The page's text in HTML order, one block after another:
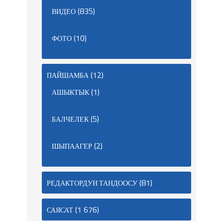
ВИДЕО(835)
ФОТО(10)
ПАЙШАМБА(12)
АШЫКТЫК(1)
БАЛЧЕЛЕК(5)
ШЫПААГЕР(2)
РЕДАКТОРДУН ТАНДООСУ(81)
САЯСАТ(1 676)